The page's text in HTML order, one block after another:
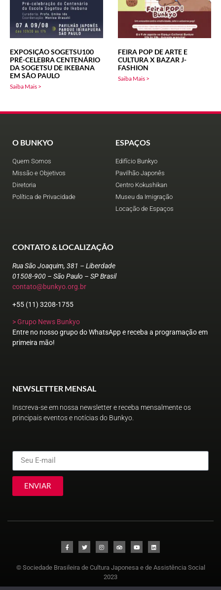
EXPOSIÇÃO SOGETSU100
PRÉ-CELEBRA CENTENÁRIO
DA SOGETSU DE IKEBANA
EM SÃO PAULO
Saiba Mais >
FEIRA POP DE ARTE E
CULTURA X BAZAR J-
FASHION
Saiba Mais >
O BUNKYO
Quem Somos
Missão e Objetivos
Diretoria
Política de Privacidade
ESPAÇOS
Edifício Bunkyo
Pavilhão Japonês
Centro Kokushikan
Museu da Imigração
Locação de Espaços
CONTATO & LOCALIZAÇÃO
Rua São Joaquim, 381 – Liberdade
01508-900 – São Paulo – SP Brasil
contato@bunkyo.org.br
+55 (11) 3208-1755
> Grupo News Bunkyo
Entre no nosso grupo do WhatsApp e receba a programação em
primeira mão!
NEWSLETTER MENSAL
Inscreva-se em nossa newsletter e receba mensalmente os
principais eventos e notícias do Bunkyo.
ENVIAR
© Sociedade Brasileira de Cultura Japonesa e de Assistência Social
2023